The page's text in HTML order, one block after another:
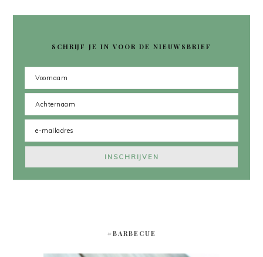
SCHRIJF JE IN VOOR DE NIEUWSBRIEF
#BARBECUE